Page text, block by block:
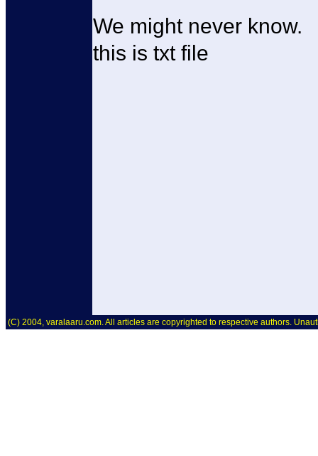
We might never know.
this is txt file
(C) 2004, varalaaru.com. All articles are copyrighted to respective authors.